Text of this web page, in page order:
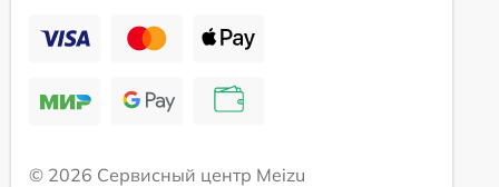
© 2026 Сервисный центр Meizu